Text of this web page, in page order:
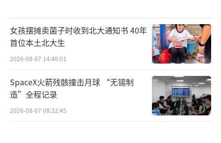
女孩摆摊卖菌子时收到北大通知书 40年
首位本土北大生
2026-08-07 14:46:01
SpaceX火箭残骸撞击月球 “无锡制
造”全程记录
2026-08-07 08:32:45